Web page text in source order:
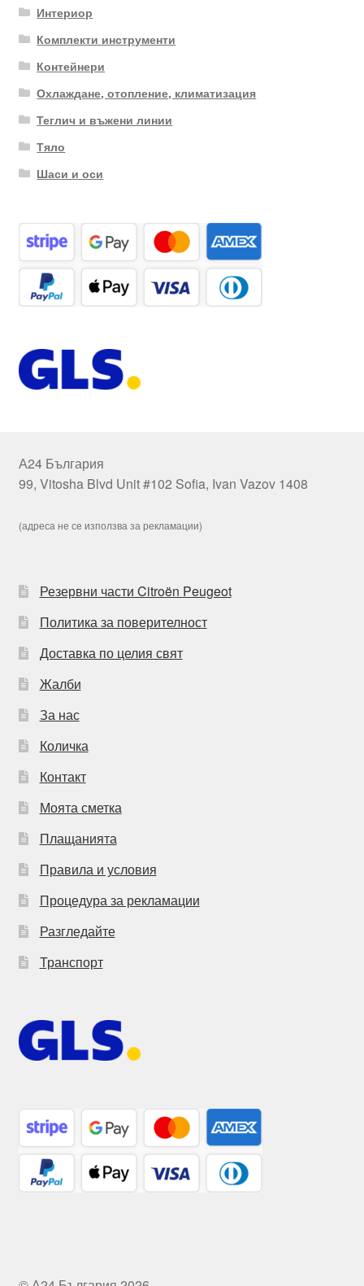
Интериор
Комплекти инструменти
Контейнери
Охлаждане, отопление, климатизация
Теглич и въжени линии
Тяло
Шаси и оси
А24 България
99, Vitosha Blvd Unit #102 Sofia, Ivan Vazov 1408
(адреса не се използва за рекламации)
Резервни части Citroën Peugeot
Политика за поверителност
Доставка по целия свят
Жалби
За нас
Количка
Контакт
Моята сметка
Плащанията
Правила и условия
Процедура за рекламации
Разгледайте
Транспорт